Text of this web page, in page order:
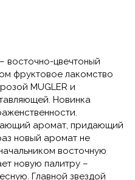
восточно-цвечтоный
фруктовое лакомство
MUGLER и
Новинка
аромат, придающий
новый аромат не
восточную
новую палитру –
Главной звездой